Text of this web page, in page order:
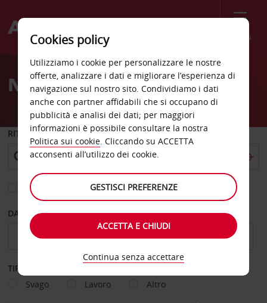
Menù
Welcome
AvisNoleggio auto Roatan
RITIRO DA
Scegli una località di riconsegna diversa
DAL GIORNO AL GIORNO
TIPOLOGIA DI NOLEGGIO
Svago
Lavoro Altro
Cookies policy
Utilizziamo i cookie per personalizzare le nostre
offerte, analizzare i dati e migliorare l’esperienza di
navigazione sul nostro sito. Condividiamo i dati
anche con partner affidabili che si occupano di
pubblicità e analisi dei dati; per maggiori
informazioni è possibile consultare la nostra
Politica sui cookie. Cliccando su ACCETTA
acconsenti all’utilizzo dei cookie.
GESTISCI PREFERENZE
ACCETTA E CHIUDI
Continua senza accettare